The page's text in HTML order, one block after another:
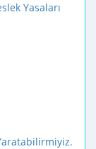
Yasaları